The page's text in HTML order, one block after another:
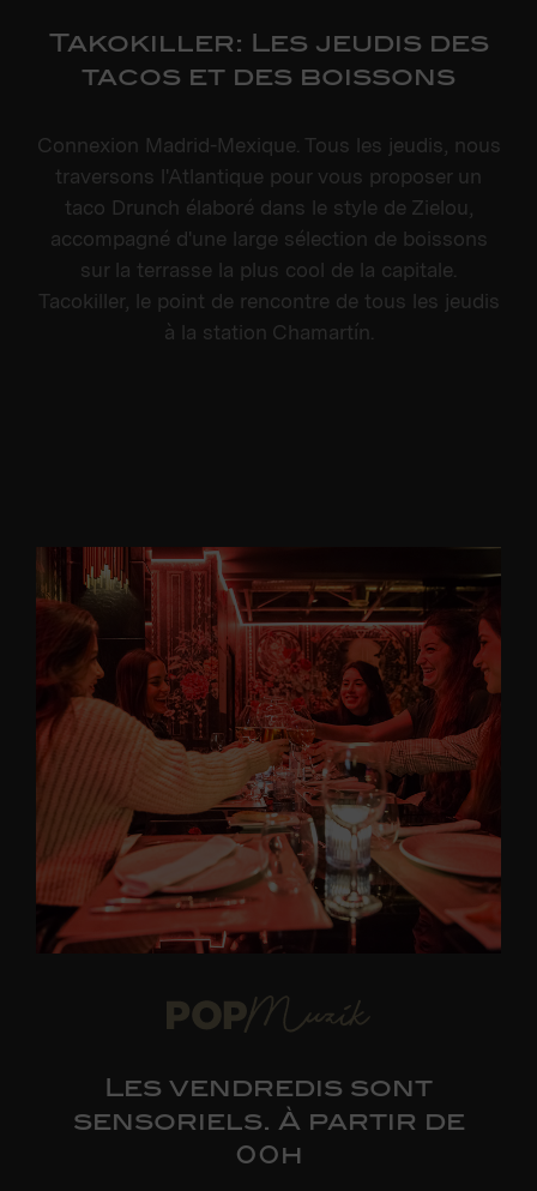
Takokiller: Les jeudis des
tacos et des boissons
Connexion Madrid-Mexique. Tous les jeudis, nous
traversons l'Atlantique pour vous proposer un
taco Drunch élaboré dans le style de Zielou,
accompagné d'une large sélection de boissons
sur la terrasse la plus cool de la capitale.
Tacokiller, le point de rencontre de tous les jeudis
à la station Chamartín.
Les vendredis sont
sensoriels. À partir de
00h